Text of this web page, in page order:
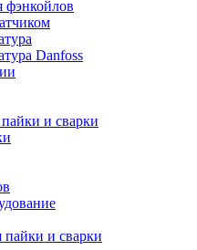
фэнкойлов
Danfoss
и сварки
и сварки